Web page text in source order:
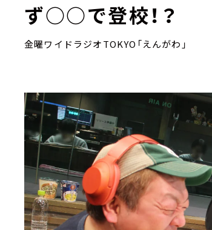
ず○○で登校！？
金曜ワイドラジオTOKYO「えんがわ」